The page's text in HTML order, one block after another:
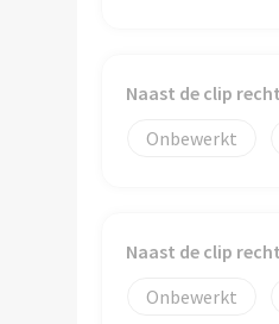
Naast de clip
Onbewerkt
Naast de clip
Onbewerkt